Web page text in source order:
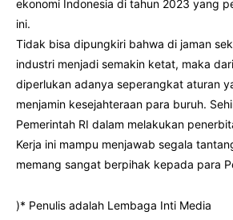
ekonomi Indonesia di tahun 2023 yang
ini.
Tidak bisa dipungkiri bahwa di jaman
industri menjadi semakin ketat, maka
diperlukan adanya seperangkat aturan
menjamin kesejahteraan para buruh.
Pemerintah RI dalam melakukan
Kerja ini mampu menjawab segala
memang sangat berpihak kepada para
)* Penulis adalah Lembaga Inti Media